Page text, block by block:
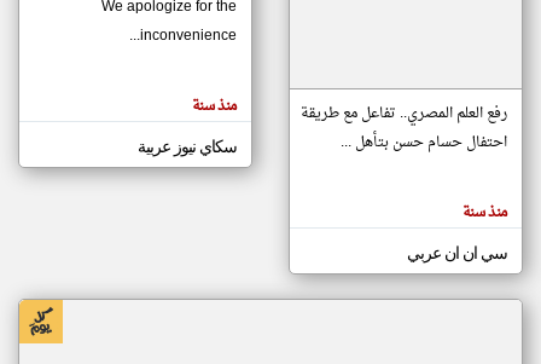
مصادر الأخبار من موريتانيا
اخبار موريتانيا على مدار الساعة
أهم اخبار موريتانيا العاجلة والمباشرة
المقالات
الموجوده
هنا عن
رفع العلم المصري.. تفاعل مع طريقة
احتفال حسام حسن بتأهل ...
منذ سنة
سي ان ان عربي
We apologize for the
inconvenience...
منذ سنة
سكاي نيوز عربية
klyoum.com